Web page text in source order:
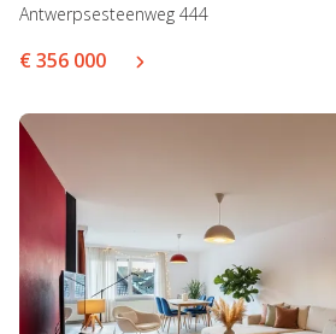
Antwerpsesteenweg 444
€ 356 000